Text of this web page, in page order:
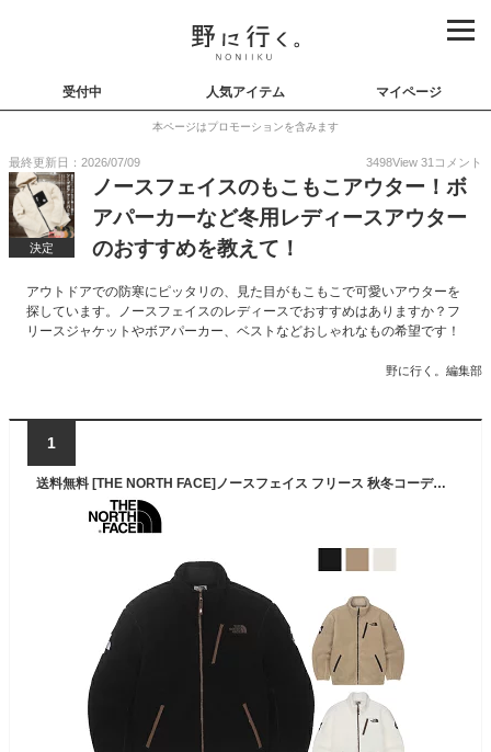
受付中 人気アイテム マイページ
本ページはプロモーションを含みます
最終更新日：2026/07/09 3498View 31 コメント
決定
ノースフェイスのもこもこアウター！ボ
アパーカーなど冬用レディースアウター
のおすすめを教えて！
アウトドアでの防寒にピッタリの、見た目がもこもこで可愛いアウターを
探しています。ノースフェイスのレディースでおすすめはありますか？フ
リースジャケットやボアパーカー、ベストなどおしゃれなもの希望です！
野に行く。編集部
1
送料無料 [THE NORTH FACE]ノースフェイス フリース 秋冬コーデ男女兼用 フリース ジャケット アウター ジップアップ RIMO EX FLEECE JACKETメンズ レディース 季節の変わり目 アウター カジュアル NJ4FQ53